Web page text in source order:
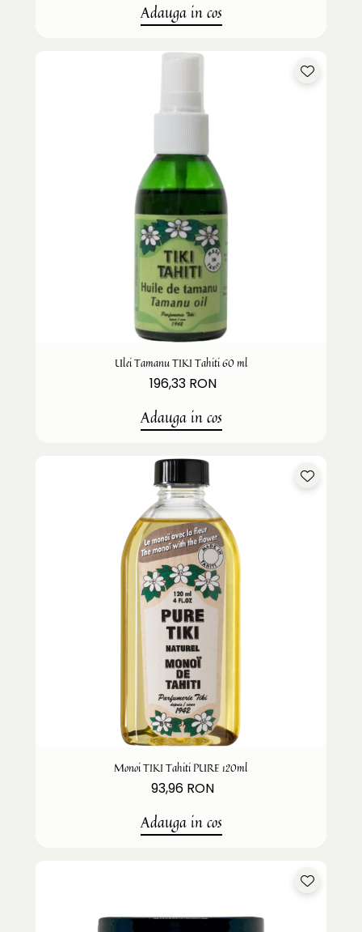
Adauga in cos
Ulei Tamanu TIKI Tahiti 60 ml
196,33 RON
Adauga in cos
Monoi TIKI Tahiti PURE 120ml
93,96 RON
Adauga in cos